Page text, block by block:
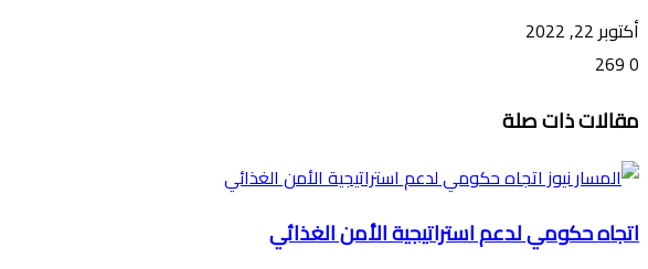
أكتوبر 22, 2022
0
عبر
البريد
مقالات ذات صلة
اتجاه حكومي لدعم استراتيجية الأمن الغذائي